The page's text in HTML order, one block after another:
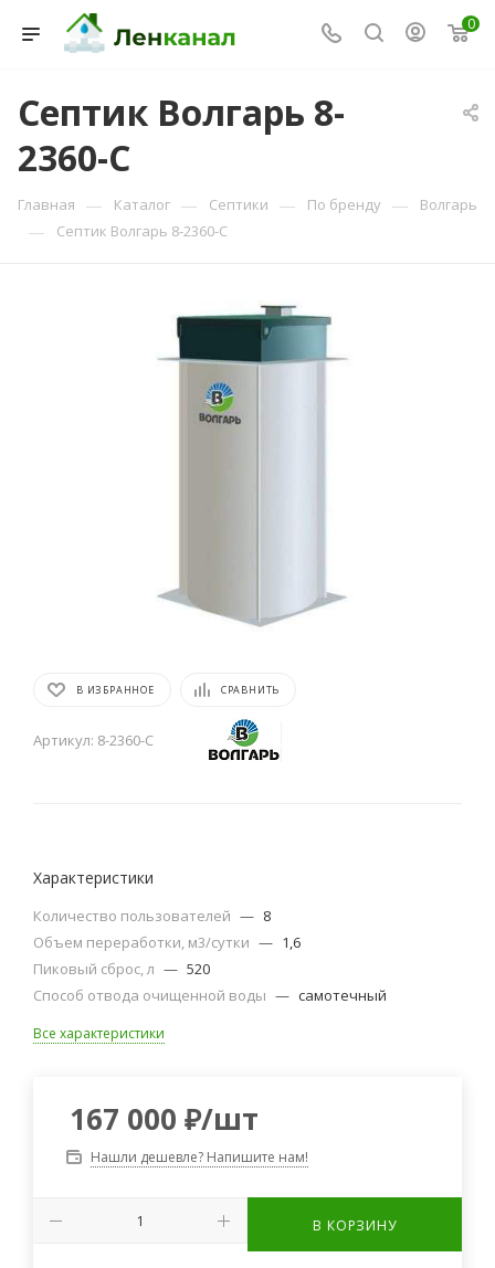
0
Септик Волгарь 8-
2360-С
Главная — Каталог — Септики — По бренду — Волгарь
— Септик Волгарь 8-2360-С
В ИЗБРАННОЕ СРАВНИТЬ
Артикул: 8-2360-С
Характеристики
Количество пользователей — 8
Объем переработки, м3/сутки — 1,6
Пиковый сброс, л — 520
Способ отвода очищенной воды — самотечный
Все характеристики
167 000 ₽/шт
Нашли дешевле? Напишите нам!
В КОРЗИНУ
Консультант Ленканал